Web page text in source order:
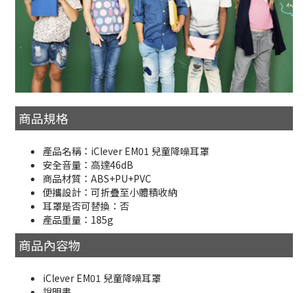
商品規格
產品名稱：iClever EM01 兒童降噪耳罩
安全音量：高達46dB
商品材質：ABS+PU+PVC
便攜設計：可折疊至小體積收納
耳罩是否可替換：否
產品重量：185g
商品內容物
iClever EM01 兒童降噪耳罩